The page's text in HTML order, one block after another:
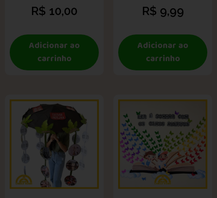
R$ 10,00
Adicionar ao
carrinho
R$ 9,99
Adicionar ao
carrinho